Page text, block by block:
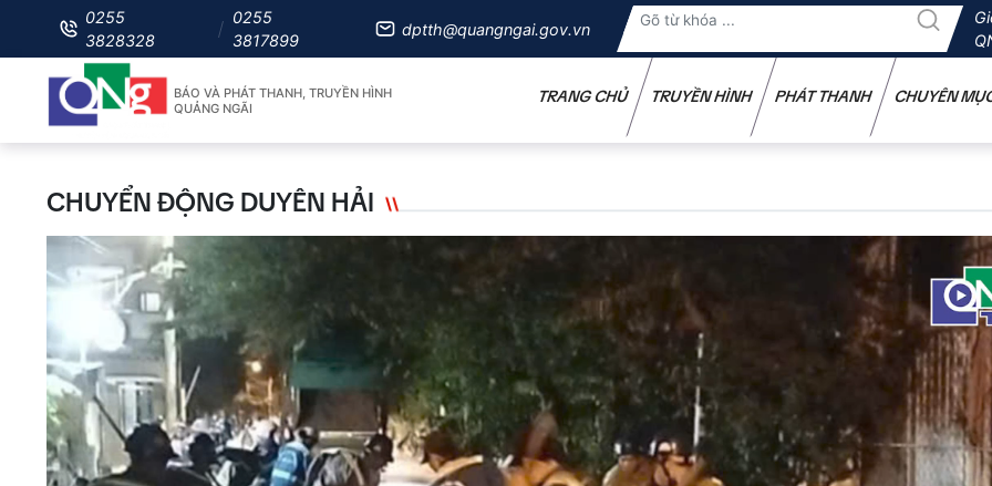
0255
3828328
0255
3817899
dptth@quangngai.gov.vn
BÁO VÀ PHÁT THANH, TRUYỀN HÌNH
QUẢNG NGÃI
TRANG CHỦ TRUYỀN HÌNH PHÁT THANH CHUYÊN
CHUYỂN ĐỘNG DUYÊN HẢI